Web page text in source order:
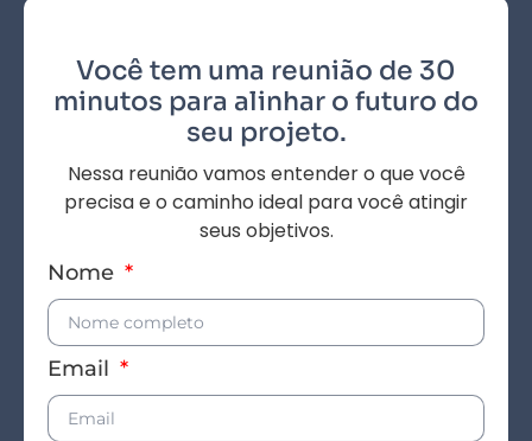
Você tem uma reunião de 30
minutos para alinhar o futuro do
seu projeto.
Nessa reunião vamos entender o que você
precisa e o caminho ideal para você atingir
seus objetivos.
Nome
Email